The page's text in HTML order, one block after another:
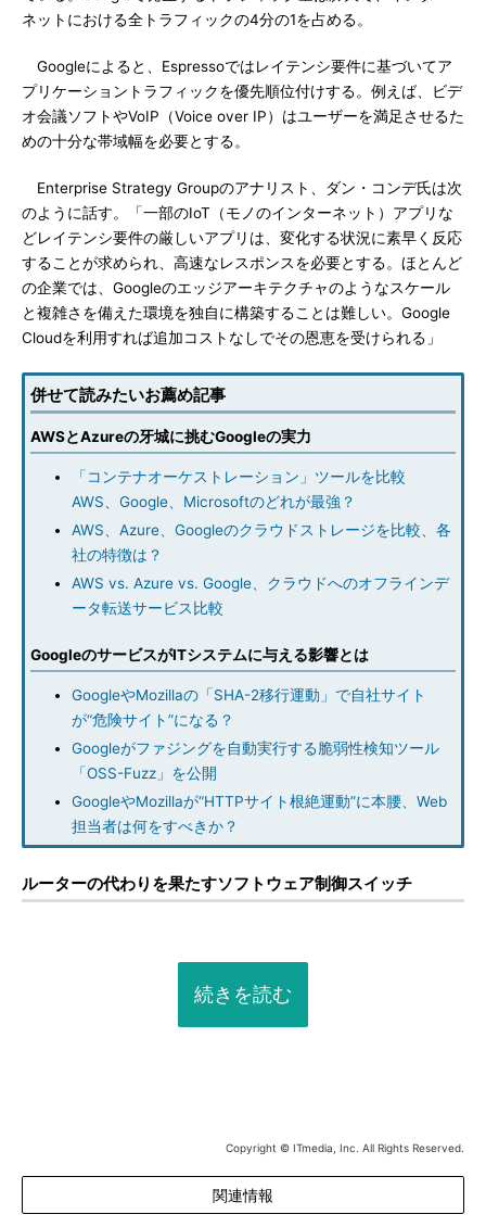
ネットにおける全トラフィックの4分の1を占める。
Googleによると、Espressoではレイテンシ要件に基づいてア
プリケーショントラフィックを優先順位付けする。例えば、ビデ
オ会議ソフトやVoIP（Voice over IP）はユーザーを満足させるた
めの十分な帯域幅を必要とする。
Enterprise Strategy Groupのアナリスト、ダン・コンデ氏は次
のように話す。「一部のIoT（モノのインターネット）アプリな
どレイテンシ要件の厳しいアプリは、変化する状況に素早く反応
することが求められ、高速なレスポンスを必要とする。ほとんど
の企業では、Googleのエッジアーキテクチャのようなスケール
と複雑さを備えた環境を独自に構築することは難しい。Google
Cloudを利用すれば追加コストなしでその恩恵を受けられる」
併せて読みたいお薦め記事
AWSとAzureの牙城に挑むGoogleの実力
「コンテナオーケストレーション」ツールを比較
AWS、Google、Microsoftのどれが最強？
AWS、Azure、Googleのクラウドストレージを比較、各
社の特徴は？
AWS vs. Azure vs. Google、クラウドへのオフラインデ
ータ転送サービス比較
GoogleのサービスがITシステムに与える影響とは
GoogleやMozillaの「SHA-2移行運動」で自社サイト
が“危険サイト”になる？
Googleがファジングを自動実行する脆弱性検知ツール
「OSS-Fuzz」を公開
GoogleやMozillaが“HTTPサイト根絶運動”に本腰、Web
担当者は何をすべきか？
ルーターの代わりを果たすソフトウェア制御スイッチ
続きを読む
Copyright © ITmedia, Inc. All Rights Reserved.
関連情報